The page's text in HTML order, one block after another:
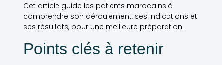
Cet article guide les patients marocains à
comprendre son déroulement, ses indications et
ses résultats, pour une meilleure préparation.
Points clés à retenir